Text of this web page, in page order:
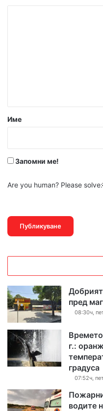
р
Име
Запомни ме!
Are you human? Please solve:
пред
08:30ч,
г.:
градуса
07:52ч,
водите